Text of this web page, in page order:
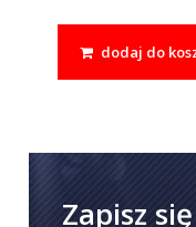
dodaj do
Zapisz